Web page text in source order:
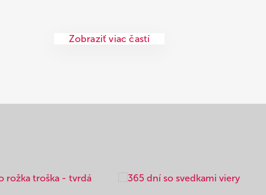
Zobraziť viac častí